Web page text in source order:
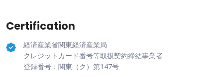
Certification
経済産業省関東経済産業局
クレジットカード番号等取扱契約締結事業者
登録番号：関東（ク）第147号